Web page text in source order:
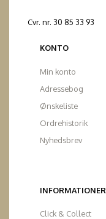
Cvr. nr. 30 85 33 93
KONTO
Min konto
Adressebog
Ønskeliste
Ordrehistorik
Nyhedsbrev
INFORMATIONER
Click & Collect